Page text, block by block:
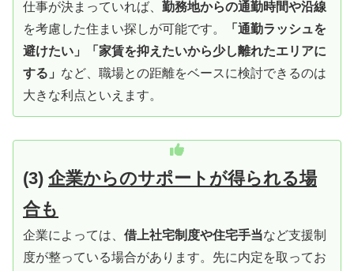
仕事が決まっていれば、 勤務地からの通勤時間や沿線
を考慮した住まい探しが可能です。
「通勤ラッシュを
避けたい」「家賃を抑えたいから少し離れたエリアに
する」 など、職場との距離をベースに検討できるのは
大きな利点といえます。
(3) 企業からのサポートが得られる場
合も
企業によっては、 借上社宅制度や住宅手当など支援制
度が整っている場合があります。先に内定を取ってお